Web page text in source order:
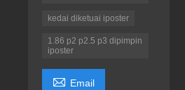
kedai diketuai iposter
1.86 p2 p2.5 p3 dipimpin
iposter
 Email